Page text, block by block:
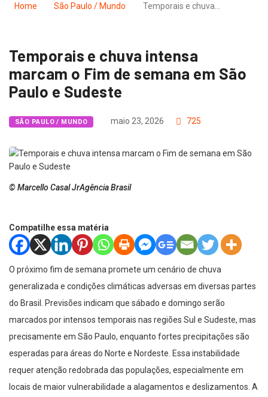
Home São Paulo / Mundo Temporais e chuva…
Temporais e chuva intensa
marcam o Fim de semana em São
Paulo e Sudeste
SÃO PAULO / MUNDO maio 23, 2026 725
© Marcello Casal JrAgência Brasil
Compatilhe essa matéria
O próximo fim de semana promete um cenário de chuva
generalizada e condições climáticas adversas em diversas partes
do Brasil. Previsões indicam que sábado e domingo serão
marcados por intensos temporais nas regiões Sul e Sudeste, mas
precisamente em São Paulo, enquanto fortes precipitações são
esperadas para áreas do Norte e Nordeste. Essa instabilidade
requer atenção redobrada das populações, especialmente em
locais de maior vulnerabilidade a alagamentos e deslizamentos. A